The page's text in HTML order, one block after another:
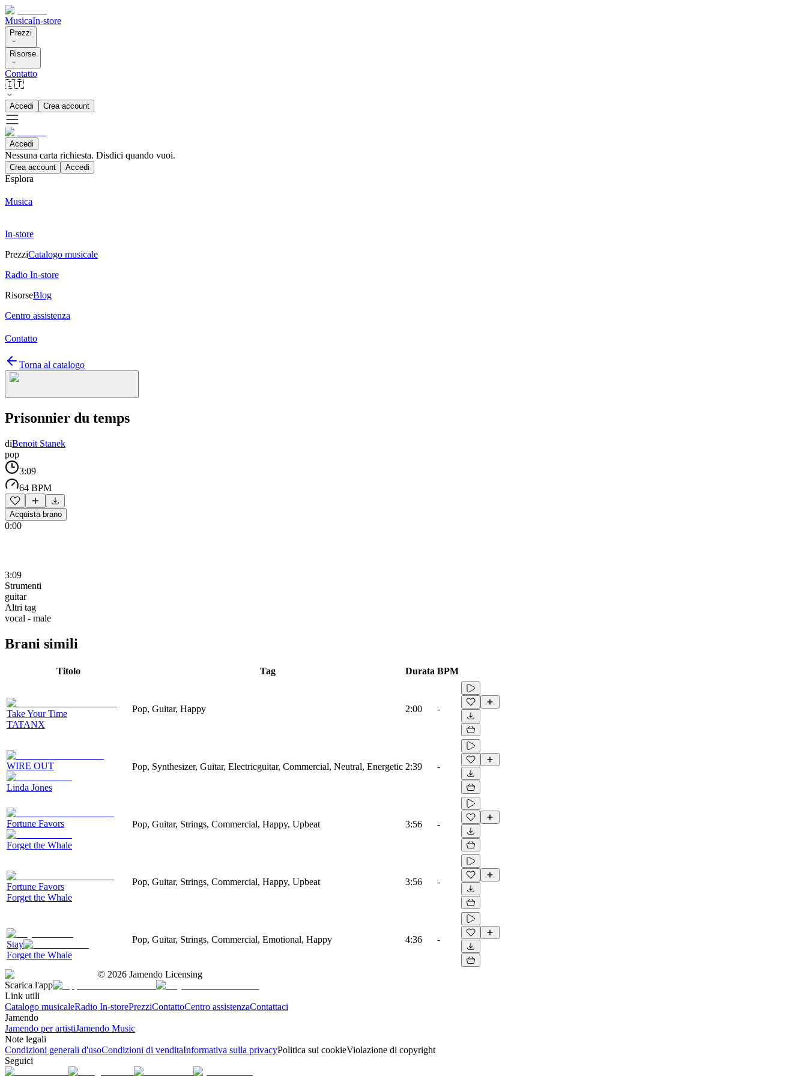
MusicaIn-store
Prezzi
Risorse
Contatto
🇮🇹
Accedi Crea account
Accedi
Nessuna carta richiesta. Disdici quando vuoi.
Crea account Accedi
Esplora
Musica
In-store
PrezziCatalogo musicale
Radio In-store
RisorseBlog
Centro assistenza
Contatto
Torna al catalogo
Prisonnier du temps
diBenoit Stanek
pop
3:09
64 BPM
Acquista brano
0:00
3:09
Strumenti
guitar
Altri tag
vocal - male
Brani simili
Titolo Tag Durata BPM
Take Your Time
TATANX
Pop, Guitar, Happy 2:00 -
WIRE OUT
Linda Jones
Pop, Synthesizer, Guitar, Electricguitar, Commercial, Neutral, Energetic 2:39 -
Fortune Favors
Forget the Whale
Pop, Guitar, Strings, Commercial, Happy, Upbeat 3:56 -
Fortune Favors
Forget the Whale
Pop, Guitar, Strings, Commercial, Happy, Upbeat 3:56 -
Stay
Forget the Whale
Pop, Guitar, Strings, Commercial, Emotional, Happy 4:36 -
© 2026 Jamendo Licensing
Scarica l'app
Link utili
Catalogo musicaleRadio In-storePrezziContattoCentro assistenzaContattaci
Jamendo
Jamendo per artistiJamendo Music
Note legali
Condizioni generali d'usoCondizioni di venditaInformativa sulla privacyPolitica sui cookieViolazione di copyright
Seguici